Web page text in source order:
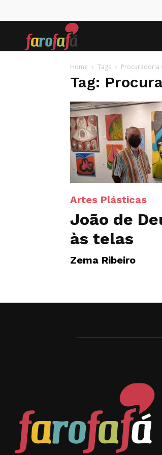
Home Tags Procuradoria
Tag:
Artes Plásticas
João de
às telas
Zema Ribeiro